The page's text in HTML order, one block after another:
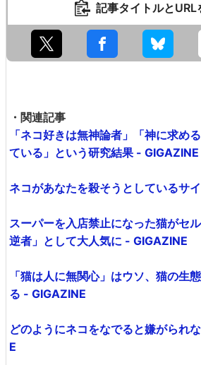
記事タイトルとURL
・関連記事
「ネコ好きは無神論者」「神に求め
ている」という研究結果 - GIGAZINE
ネコがあなたを殺そうとしているサ
スーパーを入店禁止になった猫がセ
逆者」として大人気に - GIGAZINE
「猫は人に無関心」はウソ、猫の生
る - GIGAZINE
どのようにネコをなでると嫌がられ
E